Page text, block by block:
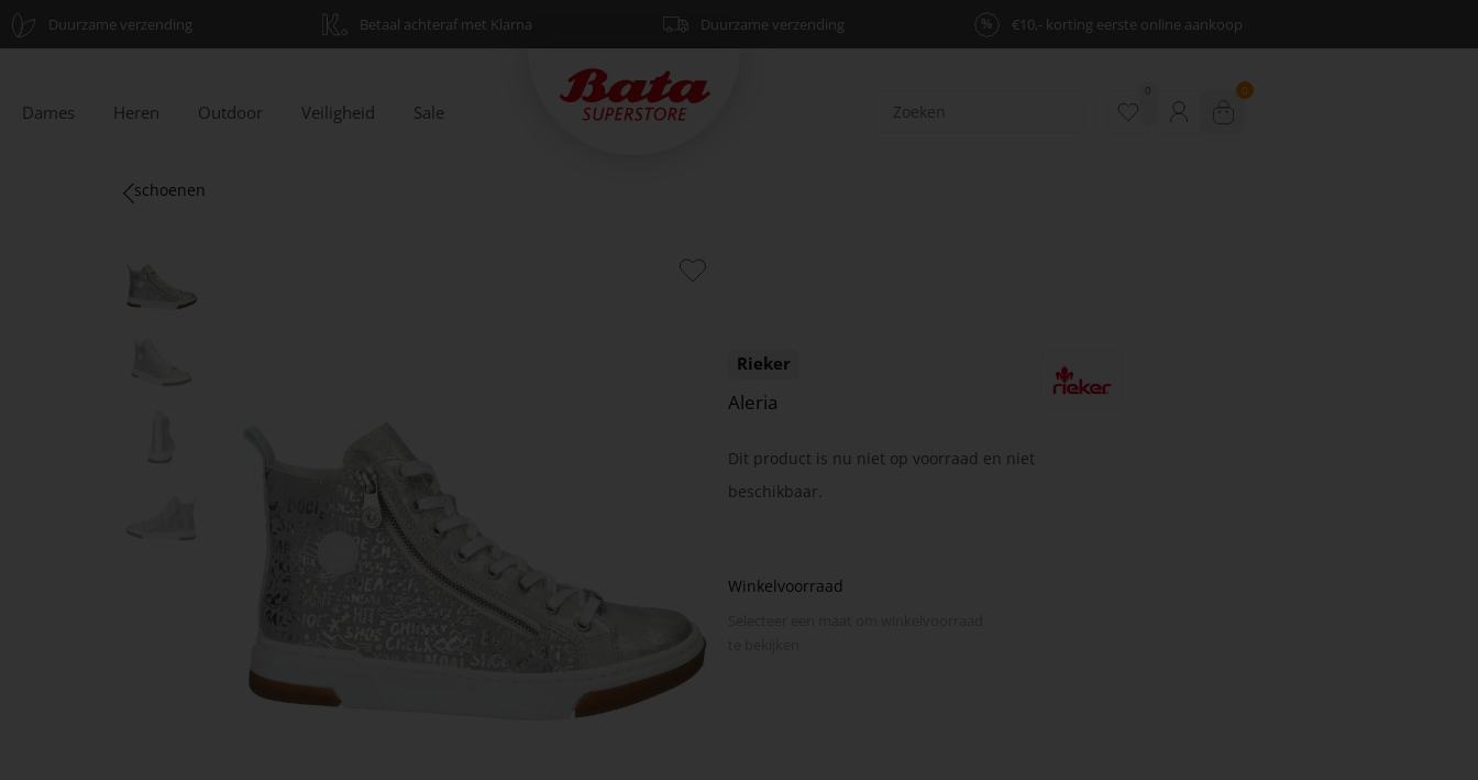
Duurzame verzending Betaal achteraf met Klarna Duurzame verzending % €10,- korting eerste online aankoop
Dames Heren Outdoor Veiligheid Sale
0 0
schoenen
Rieker
Aleria
Dit product is nu niet op voorraad en niet
beschikbaar.
Winkelvoorraad